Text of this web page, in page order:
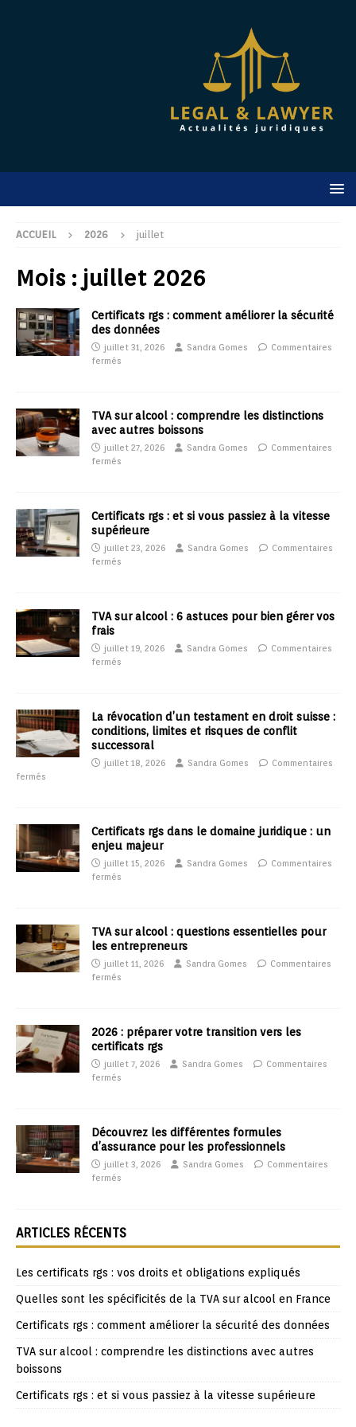
ACCUEIL 2026 juillet
Mois : juillet 2026
Certificats rgs : comment améliorer la sécurité
des données
juillet 31, 2026 Sandra Gomes
Commentaires
fermés
TVA sur alcool : comprendre les distinctions
avec autres boissons
juillet 27, 2026 Sandra Gomes
Commentaires
fermés
Certificats rgs : et si vous passiez à la vitesse
supérieure
juillet 23, 2026 Sandra Gomes
Commentaires
fermés
TVA sur alcool : 6 astuces pour bien gérer vos
frais
juillet 19, 2026 Sandra Gomes
Commentaires
fermés
La révocation d’un testament en droit suisse :
conditions, limites et risques de conflit
successoral
juillet 18, 2026 Sandra Gomes
Commentaires
fermés
Certificats rgs dans le domaine juridique : un
enjeu majeur
juillet 15, 2026 Sandra Gomes
Commentaires
fermés
TVA sur alcool : questions essentielles pour
les entrepreneurs
juillet 11, 2026 Sandra Gomes
Commentaires
fermés
2026 : préparer votre transition vers les
certificats rgs
juillet 7, 2026 Sandra Gomes
Commentaires
fermés
Découvrez les différentes formules
d’assurance pour les professionnels
juillet 3, 2026 Sandra Gomes
Commentaires
fermés
ARTICLES RÉCENTS
Les certificats rgs : vos droits et obligations expliqués
Quelles sont les spécificités de la TVA sur alcool en France
Certificats rgs : comment améliorer la sécurité des données
TVA sur alcool : comprendre les distinctions avec autres
boissons
Certificats rgs : et si vous passiez à la vitesse supérieure